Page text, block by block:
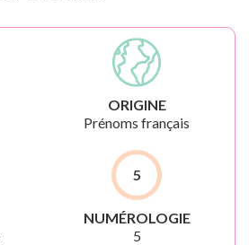
ORIGINE
Prénoms français
5
NUMÉROLOGIE
5